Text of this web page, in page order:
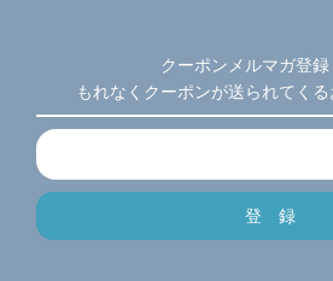
クーポンメルマガ登録
もれなくクーポンが送られてくる